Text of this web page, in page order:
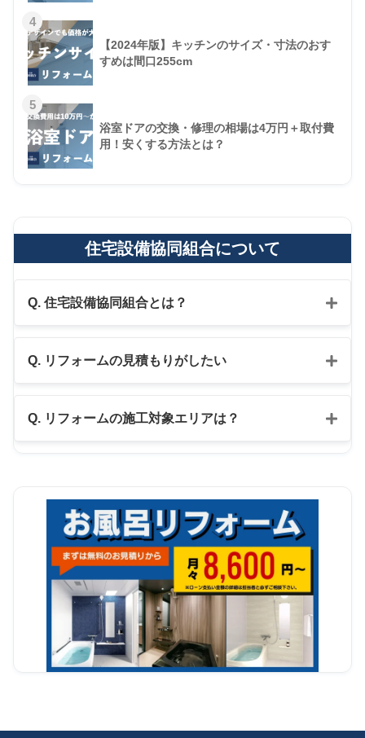
4
【2024年版】キッチンのサイズ・寸法のおす
すめは間口255cm
5
浴室ドアの交換・修理の相場は4万円＋取付費
用！安くする方法とは？
住宅設備協同組合について
Q. 住宅設備協同組合とは？
Q. リフォームの見積もりがしたい
Q. リフォームの施工対象エリアは？